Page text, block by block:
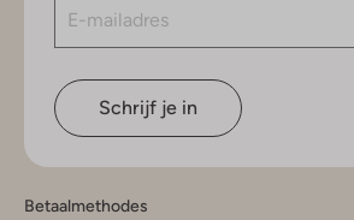
Schrijf je in
Betaalmethodes